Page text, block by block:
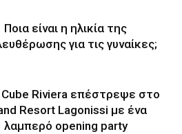
Ποια είναι η ηλικία της
για τις γυναίκες;
Riviera επέστρεψε στο
Resort Lagonissi με ένα
λαμπερό opening party